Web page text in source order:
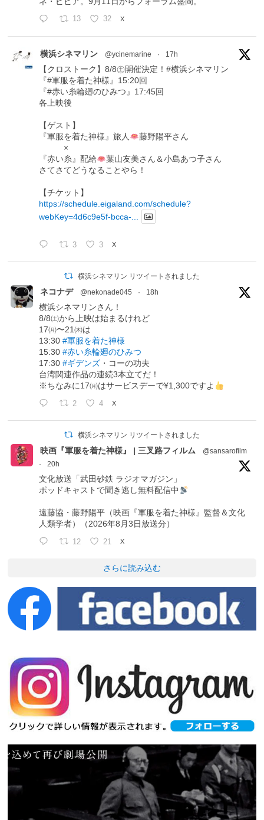
13 32 X
横浜シネマリン @ycinemarine · 17h
【クロストーク】8/8㊏開催決定！#横浜シネマリン
『#軍服を着た神様』15:20回
『#赤い糸輪廻のひみつ』17:45回
各上映後
【ゲスト】
『軍服を着た神様』旅人
藤野陽平さん
×
『赤い糸』配給
葉山友美さん＆小島あつ子さん
さてさてどうなることやら！
【チケット】
https://schedule.eigaland.com/schedule?
webKey=4d6c9e5f-bcca-...
3 3 X
横浜シネマリン リツイートされました
ネコナデ @nekonade045 · 18h
横浜シネマリンさん！
8/8㈯から上映は始まるけれど
17㈪〜21㈭は
13:30#軍服を着た神様
15:30#赤い糸輪廻のひみつ
17:30#ギデンズ ・コーの功夫
台湾関連作品の連続3本立てだ！
※ちなみに17㈪はサービスデーで¥1,300ですよ
2 4 X
横浜シネマリン リツイートされました
映画『軍服を着た神様』 | 三叉路フィルム
@sansarofilm
·
20h
文化放送「武田砂鉄 ラジオマガジン」
ポッドキャストで聞き逃し無料配信中
遠藤協・藤野陽平（映画『軍服を着た神様』監督＆文化
人類学者）（2026年8月3日放送分）
12 21 X
さらに読み込む